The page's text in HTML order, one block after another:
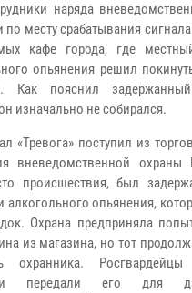
наряда
месту срабатывания сигнала
кафе города, где
опьянения решил
Как пояснил задержанный
изначально не собирался.
«Тревога» поступил из
вневедомственной охраны
происшествия, был
алкогольного опьянения,
Охрана предприняла
из магазина, но тот
охранника. Росгвардейцы
и передали его для